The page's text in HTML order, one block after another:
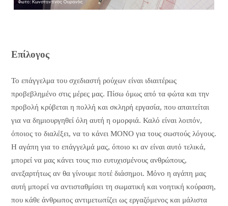
Επίλογος
Το επάγγελμα του σχεδιαστή ρούχων είναι ιδιαιτέρως
προβεβλημένο στις μέρες μας. Πίσω όμως από τα φώτα και την
προβολή κρύβεται η πολλή και σκληρή εργασία, που απαιτείται
για να δημιουργηθεί όλη αυτή η ομορφιά. Καλό είναι λοιπόν,
όποιος το διαλέξει, να το κάνει ΜΟΝΟ για τους σωστούς λόγους.
Η αγάπη για το επάγγελμά μας, όποιο κι αν είναι αυτό τελικά,
μπορεί να μας κάνει τους πιο ευτυχισμένους ανθρώπους,
ανεξαρτήτως αν θα γίνουμε ποτέ διάσημοι. Μόνο η αγάπη μας
αυτή μπορεί να αντισταθμίσει τη σωματική και νοητική κούραση,
που κάθε άνθρωπος αντιμετωπίζει ως εργαζόμενος και μάλιστα